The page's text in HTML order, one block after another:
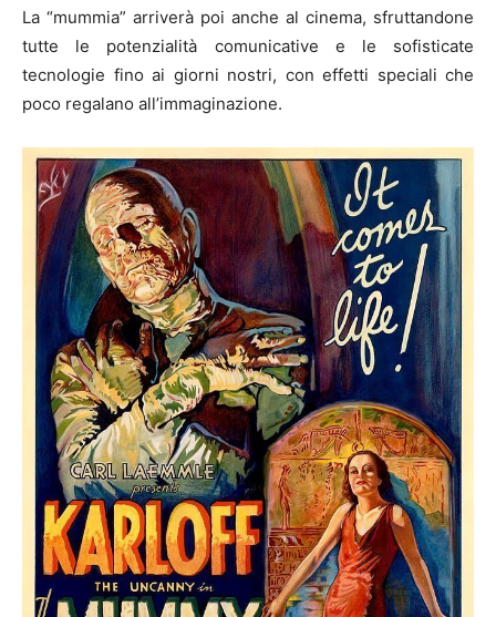
La “mummia” arriverà poi anche al cinema, sfruttandone
tutte le potenzialità comunicative e le sofisticate
tecnologie fino ai giorni nostri, con effetti speciali che
poco regalano all’immaginazione.